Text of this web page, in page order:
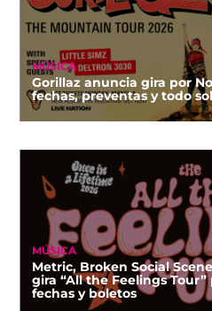
MÚSICA
Gorillaz anuncia gira por
fechas, preventas y todo
MÚSICA
Metric, Broken Social
gira “All the Feelings
fechas y boletos